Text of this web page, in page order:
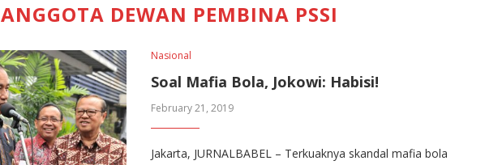
ANGGOTA DEWAN PEMBINA PSSI
Nasional
Soal Mafia Bola, Jokowi: Habisi!
February 21, 2019
Jakarta, JURNALBABEL – Terkuaknya skandal mafia bola